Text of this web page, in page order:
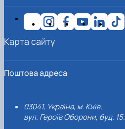
Поштова адреса
03041, Україна, м. Київ,
вул. Героїв Оборони, буд. 15.
Карта сайту